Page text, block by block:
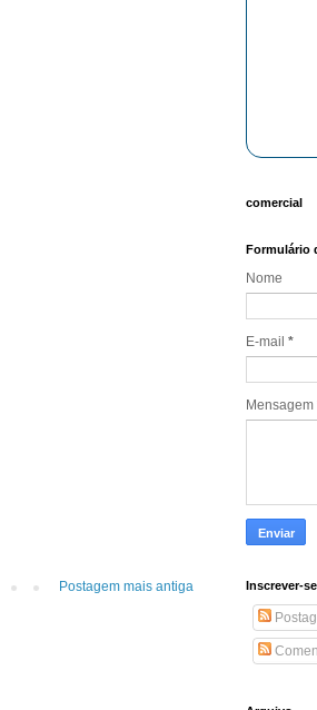
Postagem mais antiga
comercial
Formulário
Nome
E-mail *
Mensagem
Inscrever-